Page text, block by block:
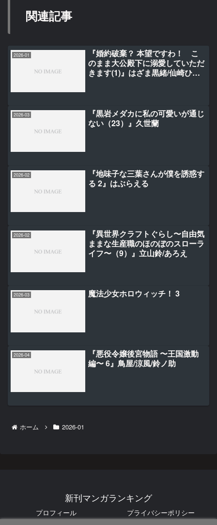
関連記事
2026-01
『婚約破棄？ 本望ですわ！ こ
のまま大公殿下に溺愛していただ
きます(1)』はざま黒緒/仙崎ひと
2026-03
『黒岩メダカに私の可愛いが通じ
ない（23）』久世蘭
2026-02
『地味子な三葉さんが僕を誘惑す
る 2』はぶらえる
2026-02
『異世界クラフトぐらし〜自由気
ままな生産職のほのぼのスローラ
イフ〜（9）』立山鈴/あろえ
2026-03 魔法少女ホロウィッチ！ 3
2026-04
『悪役令嬢後宮物語 〜王国激動
編〜 6』鳥屋/涼風/鈴ノ助
ホーム 2026-01
新刊マンガランキング
プロフィール
プライバシーポリシー